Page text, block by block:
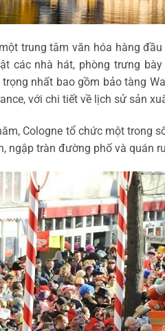
trung tâm văn hóa hàng
các nhà hát, phòng trưng
nhất bao gồm bảo tàng
với chi tiết về lịch sử sản
Cologne tổ chức một trong
ngập tràn đường phố và quán